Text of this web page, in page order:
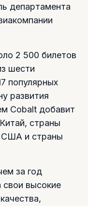
департамента
2 500 билетов
шести
популярных
развития
Cobalt добавит
страны
США и страны
за год
свои высокие